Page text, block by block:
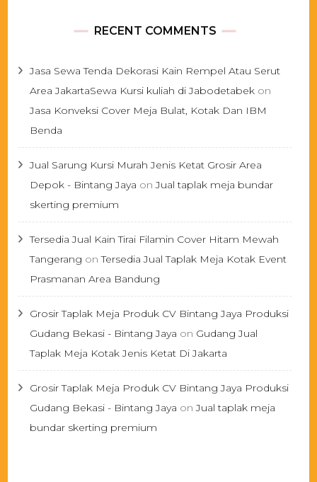
RECENT COMMENTS
Jasa Sewa Tenda Dekorasi Kain Rempel Atau Serut
Area JakartaSewa Kursi kuliah di Jabodetabek on
Jasa Konveksi Cover Meja Bulat, Kotak Dan IBM
Benda
Jual Sarung Kursi Murah Jenis Ketat Grosir Area
Depok - Bintang Jaya onJual taplak meja bundar
skerting premium
Tersedia Jual Kain Tirai Filamin Cover Hitam Mewah
Tangerang onTersedia Jual Taplak Meja Kotak Event
Prasmanan Area Bandung
Grosir Taplak Meja Produk CV Bintang Jaya Produksi
Gudang Bekasi - Bintang Jaya on Gudang Jual
Taplak Meja Kotak Jenis Ketat Di Jakarta
Grosir Taplak Meja Produk CV Bintang Jaya Produksi
Gudang Bekasi - Bintang Jaya onJual taplak meja
bundar skerting premium